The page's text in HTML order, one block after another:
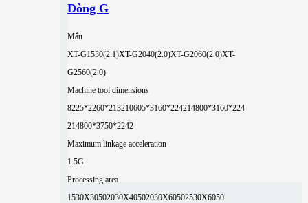
Dòng G
Mẫu
XT-G1530(2.1)XT-G2040(2.0)XT-G2060(2.0)XT-
G2560(2.0)
Machine tool dimensions
8225*2260*213210605*3160*224214800*3160*224
214800*3750*2242
Maximum linkage acceleration
1.5G
Processing area
1530X30502030X40502030X60502530X6050